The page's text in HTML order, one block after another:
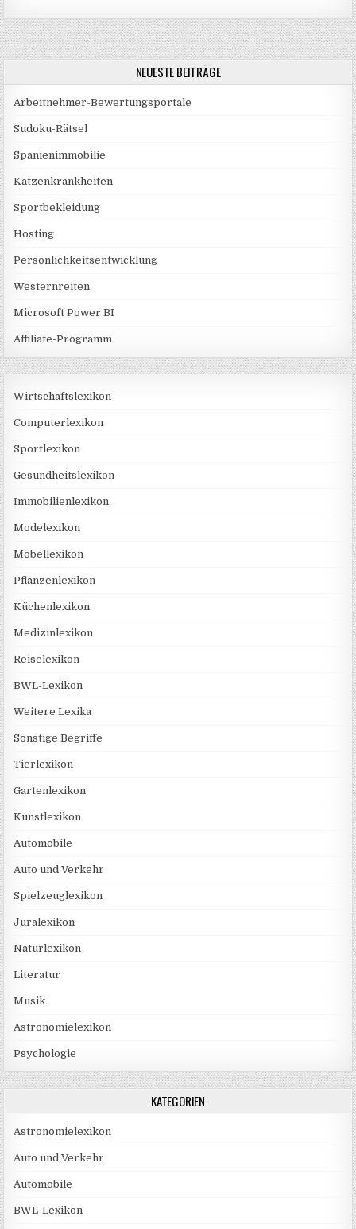
NEUESTE BEITRÄGE
Arbeitnehmer-Bewertungsportale
Sudoku-Rätsel
Spanienimmobilie
Katzenkrankheiten
Sportbekleidung
Hosting
Persönlichkeitsentwicklung
Westernreiten
Microsoft Power BI
Affiliate-Programm
Wirtschaftslexikon
Computerlexikon
Sportlexikon
Gesundheitslexikon
Immobilienlexikon
Modelexikon
Möbellexikon
Pflanzenlexikon
Küchenlexikon
Medizinlexikon
Reiselexikon
BWL-Lexikon
Weitere Lexika
Sonstige Begriffe
Tierlexikon
Gartenlexikon
Kunstlexikon
Automobile
Auto und Verkehr
Spielzeuglexikon
Juralexikon
Naturlexikon
Literatur
Musik
Astronomielexikon
Psychologie
KATEGORIEN
Astronomielexikon
Auto und Verkehr
Automobile
BWL-Lexikon